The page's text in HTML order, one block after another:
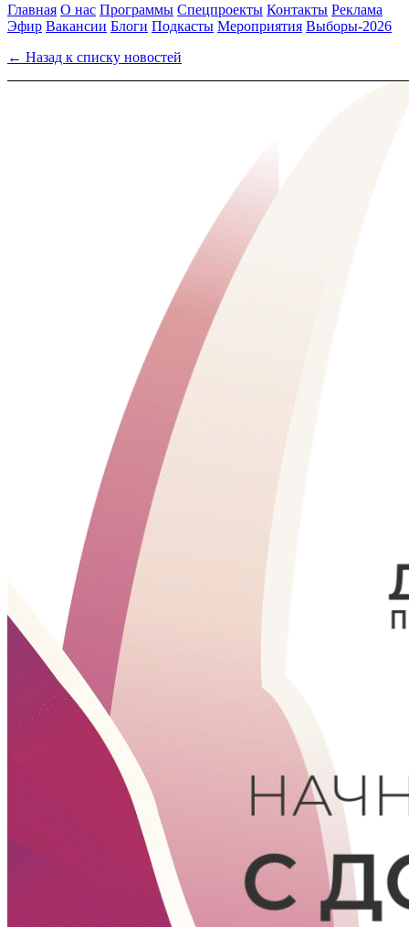
Главная О нас Программы Спецпроекты Контакты Реклама
Эфир Вакансии Блоги Подкасты Мероприятия Выборы-2026
← Назад к списку новостей